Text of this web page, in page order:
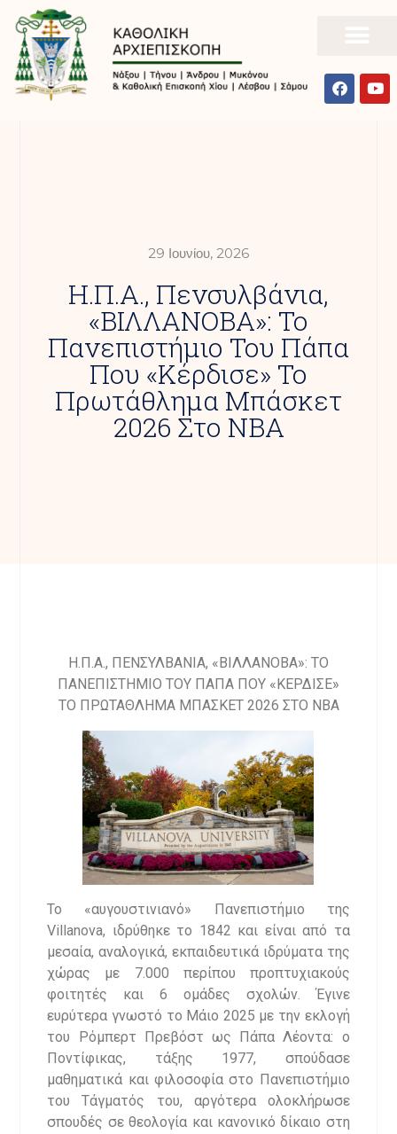
29 Ιουνίου, 2026
Η.Π.Α., Πενσυλβάνια,
«ΒΙΛΛΑΝΟΒΑ»: Το
Πανεπιστήμιο Του Πάπα
Που «κέρδισε» Το
Πρωτάθλημα Μπάσκετ
2026 Στο ΝΒΑ
H.Π.A., ΠΕΝΣΥΛΒΑΝΙΑ, «ΒΙΛΛΑΝΟΒΑ»: ΤΟ
ΠΑΝΕΠΙΣΤΗΜΙΟ ΤΟΥ ΠΑΠΑ ΠΟΥ «ΚΕΡΔΙΣΕ»
ΤΟ ΠΡΩΤΑΘΛΗΜΑ ΜΠΑΣΚΕΤ 2026 ΣΤΟ NBA
Το «αυγουστινιανό» Πανεπιστήμιο της
Villanova, ιδρύθηκε το 1842 και είναι από τα
μεσαία, αναλογικά, εκπαιδευτικά ιδρύματα της
χώρας με 7.000 περίπου προπτυχιακούς
φοιτητές και 6 ομάδες σχολών. Έγινε
ευρύτερα γνωστό το Μάιο 2025 με την εκλογή
του Ρόμπερτ Πρεβόστ ως Πάπα Λέοντα: ο
Ποντίφικας, τάξης 1977, σπούδασε
μαθηματικά και φιλοσοφία στο Πανεπιστήμιο
του Τάγματός του, αργότερα ολοκλήρωσε
σπουδές σε θεολογία και κανονικό δίκαιο στη